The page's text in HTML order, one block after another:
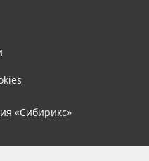
«Сибирикс»